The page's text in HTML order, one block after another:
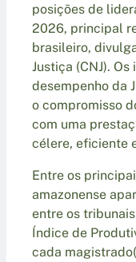
posições de
2026, principal
brasileiro,
Justiça (CNJ).
desempenho da
o compromisso
com uma
célere, eficiente
Entre os
amazonense
entre os
Índice de
cada